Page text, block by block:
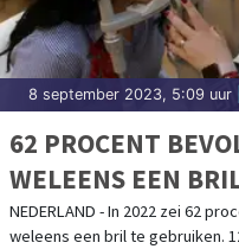
8 september 2023, 5:09 uur
62 PROCENT
WELEENS EEN
NEDERLAND - In 2022 zei 62
weleens een bril te gebruiken.